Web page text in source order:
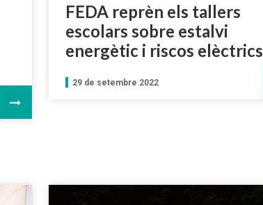
FEDA reprèn els tallers
escolars sobre estalvi
energètic i riscos elèctrics
29 de setembre 2022